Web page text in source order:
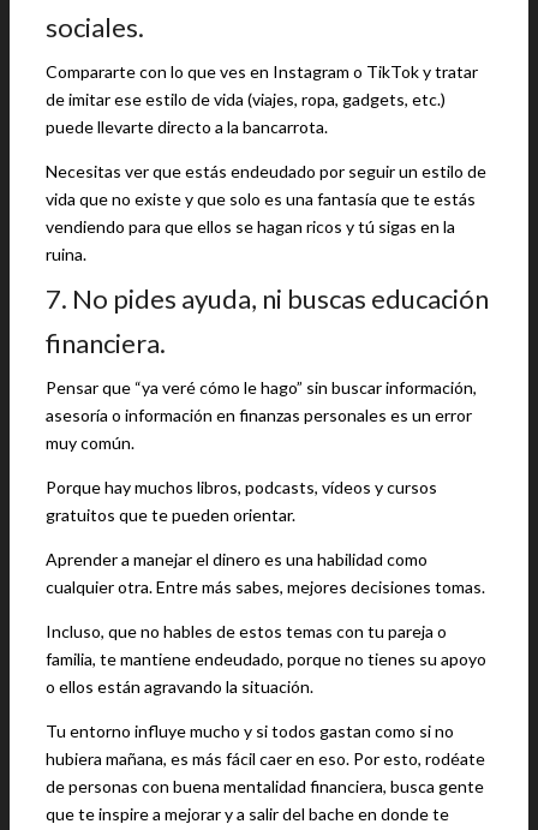
sociales.
Compararte con lo que ves en Instagram o TikTok y tratar
de imitar ese estilo de vida (viajes, ropa, gadgets, etc.)
puede llevarte directo a la bancarrota.
Necesitas ver que estás endeudado por seguir un estilo de
vida que no existe y que solo es una fantasía que te estás
vendiendo para que ellos se hagan ricos y tú sigas en la
ruina.
7. No pides ayuda, ni buscas educación
financiera.
Pensar que “ya veré cómo le hago” sin buscar información,
asesoría o información en finanzas personales es un error
muy común.
Porque hay muchos libros, podcasts, vídeos y cursos
gratuitos que te pueden orientar.
Aprender a manejar el dinero es una habilidad como
cualquier otra. Entre más sabes, mejores decisiones tomas.
Incluso, que no hables de estos temas con tu pareja o
familia, te mantiene endeudado, porque no tienes su apoyo
o ellos están agravando la situación.
Tu entorno influye mucho y si todos gastan como si no
hubiera mañana, es más fácil caer en eso. Por esto, rodéate
de personas con buena mentalidad financiera, busca gente
que te inspire a mejorar y a salir del bache en donde te